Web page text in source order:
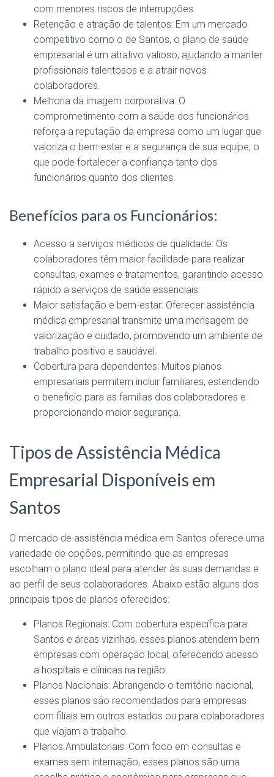
com menores riscos de interrupções.
Retenção e atração de talentos: Em um mercado
competitivo como o de Santos, o plano de saúde
empresarial é um atrativo valioso, ajudando a manter
profissionais talentosos e a atrair novos
colaboradores.
Melhoria da imagem corporativa: O
comprometimento com a saúde dos funcionários
reforça a reputação da empresa como um lugar que
valoriza o bem-estar e a segurança de sua equipe, o
que pode fortalecer a confiança tanto dos
funcionários quanto dos clientes.
Benefícios para os Funcionários:
Acesso a serviços médicos de qualidade: Os
colaboradores têm maior facilidade para realizar
consultas, exames e tratamentos, garantindo acesso
rápido a serviços de saúde essenciais.
Maior satisfação e bem-estar: Oferecer assistência
médica empresarial transmite uma mensagem de
valorização e cuidado, promovendo um ambiente de
trabalho positivo e saudável.
Cobertura para dependentes: Muitos planos
empresariais permitem incluir familiares, estendendo
o benefício para as famílias dos colaboradores e
proporcionando maior segurança.
Tipos de Assistência Médica
Empresarial Disponíveis em
Santos
O mercado de assistência médica em Santos oferece uma
variedade de opções, permitindo que as empresas
escolham o plano ideal para atender às suas demandas e
ao perfil de seus colaboradores. Abaixo estão alguns dos
principais tipos de planos oferecidos:
Planos Regionais: Com cobertura específica para
Santos e áreas vizinhas, esses planos atendem bem
empresas com operação local, oferecendo acesso
a hospitais e clínicas na região.
Planos Nacionais: Abrangendo o território nacional,
esses planos são recomendados para empresas
com filiais em outros estados ou para colaboradores
que viajam a trabalho.
Planos Ambulatoriais: Com foco em consultas e
exames sem internação, esses planos são uma